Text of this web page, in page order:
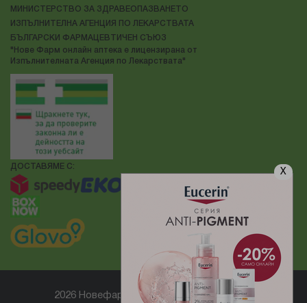
X
МИНИСТЕРСТВО ЗА ЗДРАВЕОПАЗВАНЕТО
ИЗПЪЛНИТЕЛНА АГЕНЦИЯ ПО ЛЕКАРСТВАТА
БЪЛГАРСКИ ФАРМАЦЕВТИЧЕН СЪЮЗ
"Нове Фарм онлайн аптека е лицензирана от
Изпълнителната Агенция по Лекарствата"
ДОСТАВЯМЕ С:
2026 Новефарм ® Всички права запазени